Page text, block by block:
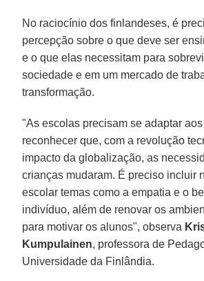
No raciocínio dos finlandeses, é
percepção sobre o que deve ser
e o que elas necessitam para
sociedade e em um mercado de
transformação.
"As escolas precisam se adaptar
reconhecer que, com a revolução
impacto da globalização, as
crianças mudaram. É preciso incluir
escolar temas como a empatia e o
indivíduo, além de renovar os
para motivar os alunos", observa
Kumpulainen, professora de
Universidade da Finlândia.